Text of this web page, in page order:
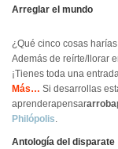
Arreglar el mundo
¿Qué cinco cosas
Además de reírte/llorar
¡Tienes toda una
Más… Si desarrollas
aprenderapensararroba
Philópolis.
Antología del disparate